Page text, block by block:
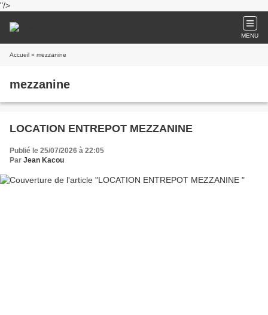
"/>
MENU
Accueil » mezzanine
mezzanine
LOCATION ENTREPOT MEZZANINE
Publié le 25/07/2026 à 22:05
Par Jean Kacou